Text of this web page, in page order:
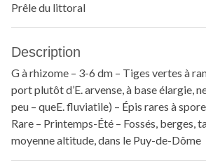
Prêle du littoral
Description
G à rhizome – 3-6 dm – Tiges vertes à
port plutôt d’E. arvense, à base élargie,
peu – queE. fluviatile) – Épis rares à
Rare – Printemps-Été – Fossés, berges,
moyenne altitude, dans le Puy-de-Dôme